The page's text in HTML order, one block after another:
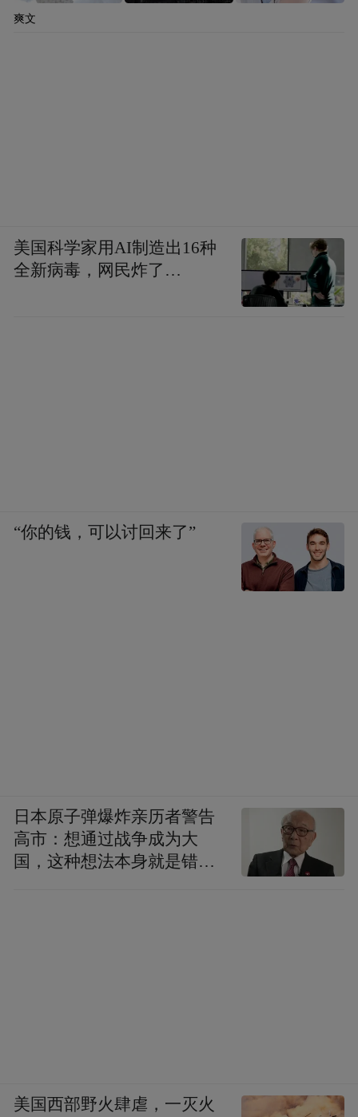
爽文
美国科学家用AI制造出16种
全新病毒，网民炸了…
“你的钱，可以讨回来了”
日本原子弹爆炸亲历者警告
高市：想通过战争成为大
国，这种想法本身就是错误
美国西部野火肆虐，一灭火